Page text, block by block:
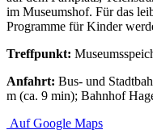
im Museumshof. Für das
Programme für Kinder
Treffpunkt:
Anfahrt: Bus- und
m (ca. 9 min); Bahnhof
Auf Google Maps